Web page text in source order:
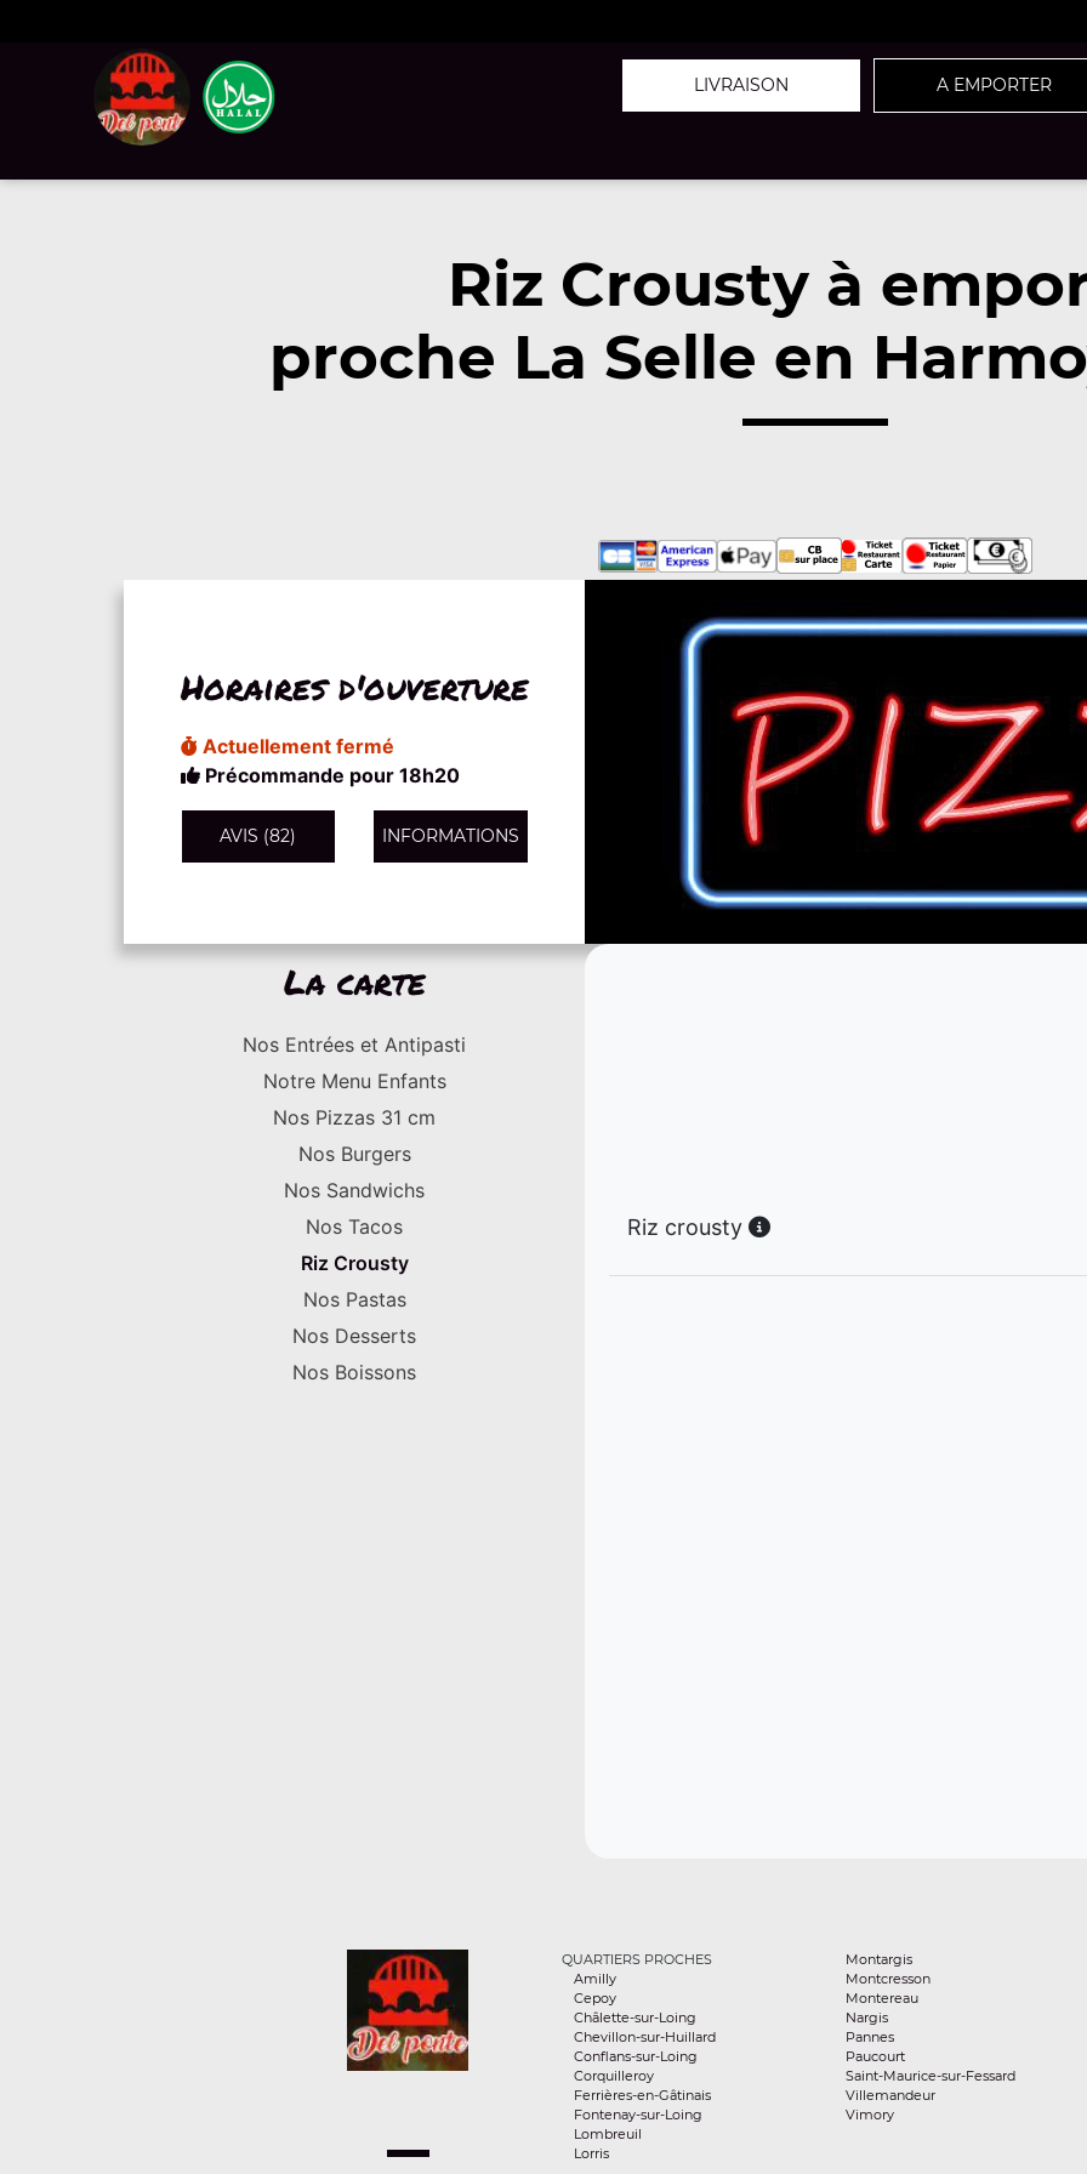
LIVRAISON A EMPORTER
Riz Crousty à
proche La Selle en
Horaires d'ouverture
Actuellement fermé
Précommande pour 18h20
AVIS (82) INFORMATIONS
La carte
Nos Entrées et Antipasti
Notre Menu Enfants
Nos Pizzas 31 cm
Nos Burgers
Nos Sandwichs
Nos Tacos
Riz Crousty
Nos Pastas
Nos Desserts
Nos Boissons
Riz crousty
QUARTIERS PROCHES
Amilly
Cepoy
Châlette-sur-Loing
Chevillon-sur-Huillard
Conflans-sur-Loing
Corquilleroy
Ferrières-en-Gâtinais
Fontenay-sur-Loing
Lombreuil
Lorris
Montargis
Montcresson
Montereau
Nargis
Pannes
Paucourt
Saint-Maurice-sur-Fessard
Villemandeur
Vimory